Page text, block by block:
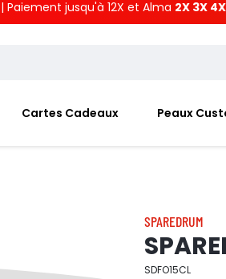
jusqu'à 12X et Alma 2X 3X
Cartes Cadeaux Peaux
SPAREDRUM
SDFO15CL